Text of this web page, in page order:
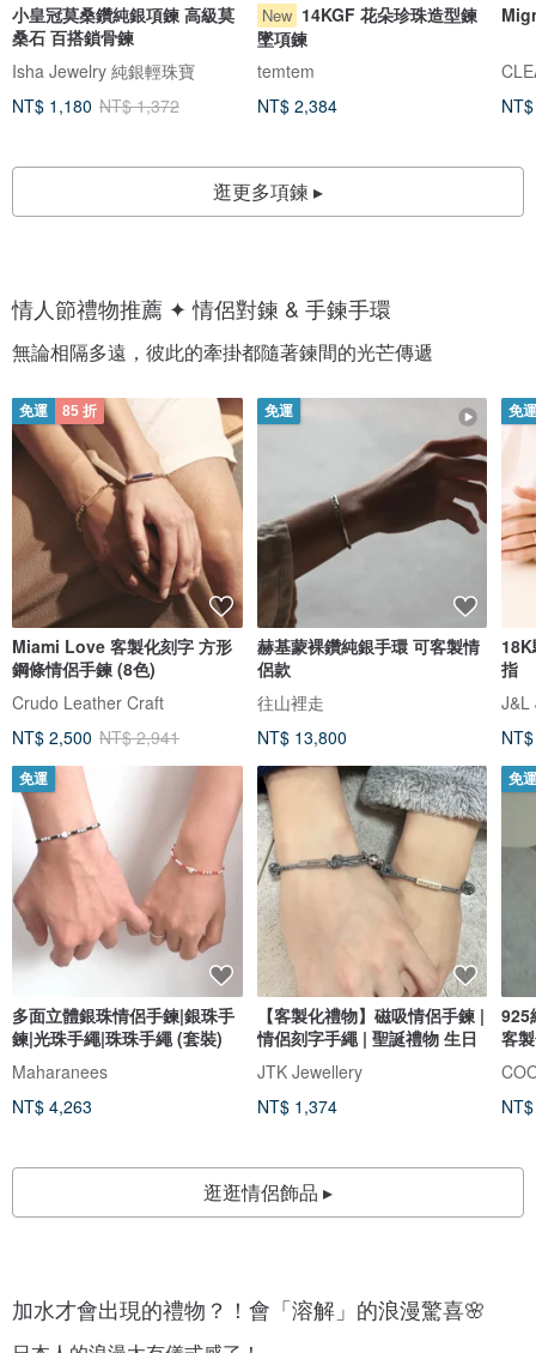
小皇冠莫桑鑽純銀項鍊 高級莫
桑石 百搭鎖骨鍊
Isha Jewelry 純銀輕珠寶
NT$ 1,180 NT$ 1,372
New 14KGF 花朵珍珠造型鍊
墜項鍊
temtem
NT$ 2,384
逛更多項鍊 ▸
情人節禮物推薦 ✦ 情侶對鍊 & 手鍊手環
無論相隔多遠，彼此的牽掛都隨著鍊間的光芒傳遞
免運 85 折
Miami Love 客製化刻字 方形
鋼條情侶手鍊 (8色)
Crudo Leather Craft
NT$ 2,500 NT$ 2,941
免運
多面立體銀珠情侶手鍊|銀珠手
鍊|光珠手繩|珠珠手繩 (套裝)
Maharanees
NT$ 4,263
免運
赫基蒙裸鑽純銀手環 可客製情
侶款
往山裡走
NT$ 13,800
【客製化禮物】磁吸情侶手鍊 |
情侶刻字手繩 | 聖誕禮物 生日
JTK Jewellery
NT$ 1,374
免
指
J&L
免
925
客
逛逛情侶飾品 ▸
加水才會出現的禮物？！會「溶解」的浪漫驚喜🌸